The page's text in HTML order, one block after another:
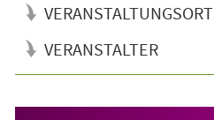
VERANSTALTUNGSORT
VERANSTALTER